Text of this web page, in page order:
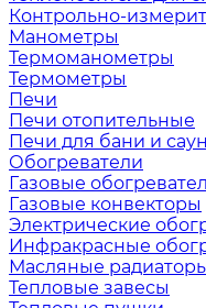
Контрольно-
Манометры
Термоманометры
Термометры
Печи
Печи отопительные
Печи для бани и
Обогреватели
Газовые
Газовые конвекторы
Электрические
Инфракрасные
Масляные
Тепловые завесы